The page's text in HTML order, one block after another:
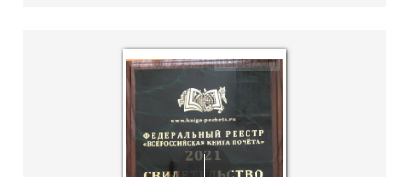
hislider.com